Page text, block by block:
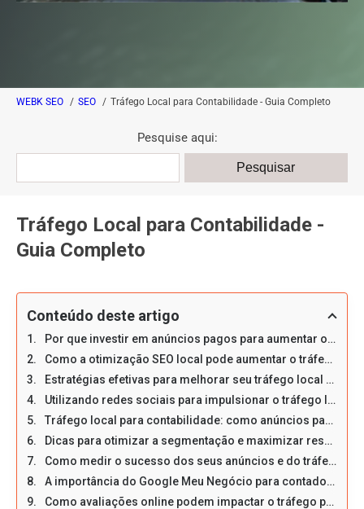
WEBK SEO SEO Tráfego Local para Contabilidade - Guia Completo
Pesquise aqui:
Tráfego Local para Contabilidade -
Guia Completo
Conteúdo deste artigo
Por que investir em anúncios pagos para aumentar o tráfego local?
Como a otimização SEO local pode aumentar o tráfego para contabilidade
Estratégias efetivas para melhorar seu tráfego local na área de contabilidade
Utilizando redes sociais para impulsionar o tráfego local para contabilidade
Tráfego local para contabilidade: como anúncios pagos podem transformar seus resultados
Dicas para otimizar a segmentação e maximizar resultados
Como medir o sucesso dos seus anúncios e do tráfego local
A importância do Google Meu Negócio para contadores e SEO local
Como avaliações online podem impactar o tráfego para escritórios de contabilidade